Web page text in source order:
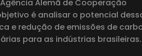
Alemã de Cooperação
é analisar o potencial
e redução de emissões de
para as indústrias brasileiras.